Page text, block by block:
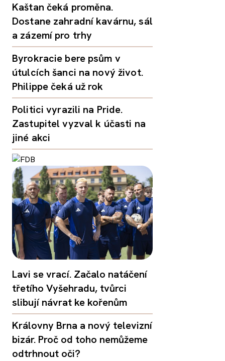
Kaštan čeká proměna.
Dostane zahradní kavárnu, sál
a zázemí pro trhy
Byrokracie bere psům v
útulcích šanci na nový život.
Philippe čeká už rok
Politici vyrazili na Pride.
Zastupitel vyzval k účasti na
jiné akci
Lavi se vrací. Začalo natáčení
třetího Vyšehradu, tvůrci
slibují návrat ke kořenům
Královny Brna a nový televizní
bizár. Proč od toho nemůžeme
odtrhnout oči?